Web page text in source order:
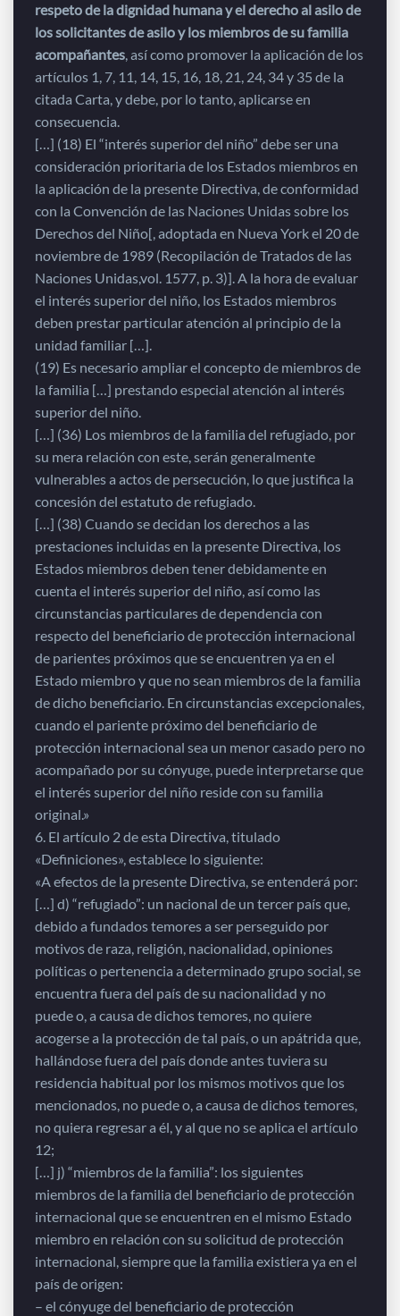
respeto de la dignidad humana y el derecho al asilo de
los solicitantes de asilo y los miembros de su familia
acompañantes, así como promover la aplicación de los
artículos 1, 7, 11, 14, 15, 16, 18, 21, 24, 34 y 35 de la
citada Carta, y debe, por lo tanto, aplicarse en
consecuencia.
[…] (18) El “interés superior del niño” debe ser una
consideración prioritaria de los Estados miembros en
la aplicación de la presente Directiva, de conformidad
con la Convención de las Naciones Unidas sobre los
Derechos del Niño[, adoptada en Nueva York el 20 de
noviembre de 1989 (Recopilación de Tratados de las
Naciones Unidas,vol. 1577, p. 3)]. A la hora de evaluar
el interés superior del niño, los Estados miembros
deben prestar particular atención al principio de la
unidad familiar […].
(19) Es necesario ampliar el concepto de miembros de
la familia […] prestando especial atención al interés
superior del niño.
[…] (36) Los miembros de la familia del refugiado, por
su mera relación con este, serán generalmente
vulnerables a actos de persecución, lo que justifica la
concesión del estatuto de refugiado.
[…] (38) Cuando se decidan los derechos a las
prestaciones incluidas en la presente Directiva, los
Estados miembros deben tener debidamente en
cuenta el interés superior del niño, así como las
circunstancias particulares de dependencia con
respecto del beneficiario de protección internacional
de parientes próximos que se encuentren ya en el
Estado miembro y que no sean miembros de la familia
de dicho beneficiario. En circunstancias excepcionales,
cuando el pariente próximo del beneficiario de
protección internacional sea un menor casado pero no
acompañado por su cónyuge, puede interpretarse que
el interés superior del niño reside con su familia
original.»
6. El artículo 2 de esta Directiva, titulado
«Definiciones», establece lo siguiente:
«A efectos de la presente Directiva, se entenderá por:
[…] d) “refugiado”: un nacional de un tercer país que,
debido a fundados temores a ser perseguido por
motivos de raza, religión, nacionalidad, opiniones
políticas o pertenencia a determinado grupo social, se
encuentra fuera del país de su nacionalidad y no
puede o, a causa de dichos temores, no quiere
acogerse a la protección de tal país, o un apátrida que,
hallándose fuera del país donde antes tuviera su
residencia habitual por los mismos motivos que los
mencionados, no puede o, a causa de dichos temores,
no quiera regresar a él, y al que no se aplica el artículo
12;
[…] j) “miembros de la familia”: los siguientes
miembros de la familia del beneficiario de protección
internacional que se encuentren en el mismo Estado
miembro en relación con su solicitud de protección
internacional, siempre que la familia existiera ya en el
país de origen:
– el cónyuge del beneficiario de protección